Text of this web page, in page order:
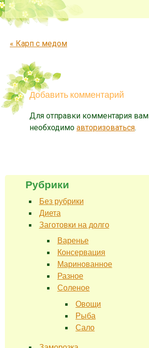
Запись навигация
« Карп с медом
Добавить комментарий
Для отправки комментария вам
необходимо авторизоваться.
Рубрики
Без рубрики
Диета
Заготовки на долго
Варенье
Консервация
Маринованное
Разное
Соленое
Овощи
Рыба
Сало